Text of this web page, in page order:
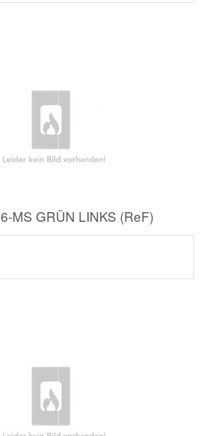
MS GRÜN LINKS (ReF)